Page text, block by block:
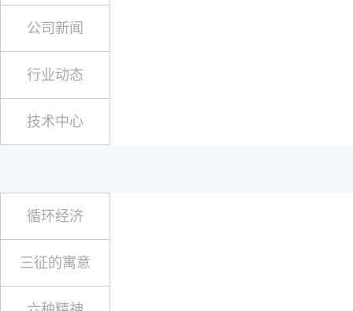
公司新闻
行业动态
技术中心
循环经济
三征的寓意